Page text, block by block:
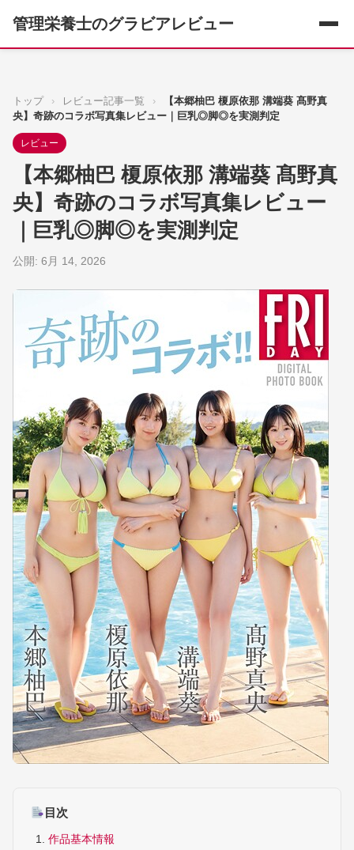
管理栄養士のグラビアレビュー
トップ › レビュー記事一覧 ›
【本郷柚巴 榎原依那 溝端葵 髙野真
央】奇跡のコラボ写真集レビュー｜巨乳◎脚◎を実測判定
レビュー
【本郷柚巴 榎原依那 溝端葵 髙野真
央】奇跡のコラボ写真集レビュー
｜巨乳◎脚◎を実測判定
公開: 6月 14, 2026
目次
作品基本情報